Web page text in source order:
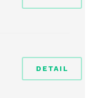
DETAIL